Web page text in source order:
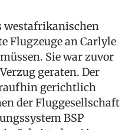
westafrikanischen
Flugzeuge an Carlyle
Sie war zuvor
geraten. Der
gerichtlich
der Fluggesellschaft
BSP